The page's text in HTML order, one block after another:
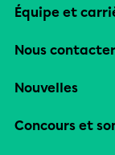
Équipe et
Nous contacter
Nouvelles
Concours et